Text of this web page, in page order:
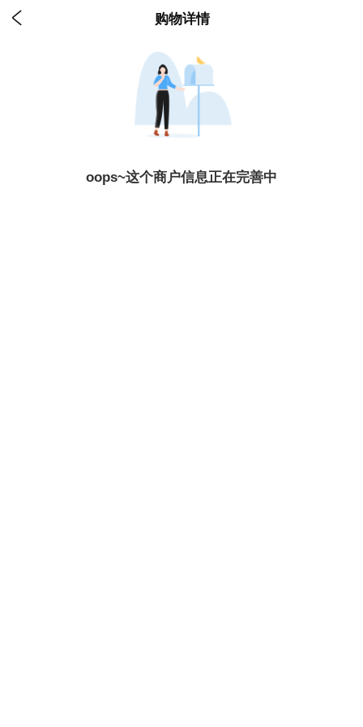
 购物详情
oops~这个商户信息正在完善中